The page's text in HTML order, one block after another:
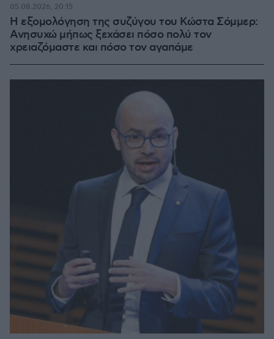
Η εξομολόγηση της συζύγου του Κώστα Σόμμερ:
Ανησυχώ μήπως ξεχάσει πόσο πολύ τον
χρειαζόμαστε και πόσο τον αγαπάμε
05.08.2026, 20:15